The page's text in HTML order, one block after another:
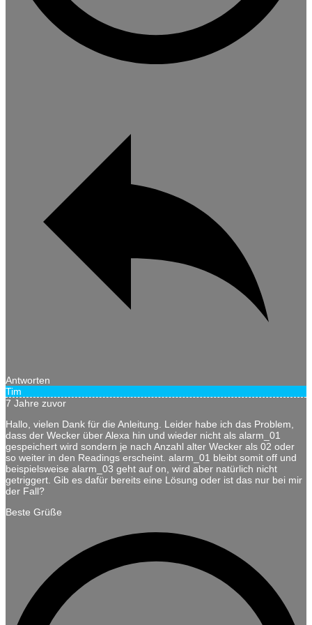
Antworten
Tim
7 Jahre zuvor
Hallo, vielen Dank für die Anleitung. Leider habe ich das Problem,
dass der Wecker über Alexa hin und wieder nicht als alarm_01
gespeichert wird sondern je nach Anzahl alter Wecker als 02 oder
so weiter in den Readings erscheint. alarm_01 bleibt somit off und
beispielsweise alarm_03 geht auf on, wird aber natürlich nicht
getriggert. Gib es dafür bereits eine Lösung oder ist das nur bei mir
der Fall?
Beste Grüße